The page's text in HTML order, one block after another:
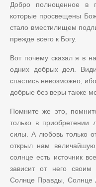
Добро полноценное в
которые просвещены
стало вместилищем
прежде всего к Богу.
Вот почему сказал я в
одних добрых дел.
спастись невозможно,
добрые без веры также
Помните же это,
только в
силы. А любовь только
открыл нам
солнце есть источник
зависит от него
Солнце Правды, Солнце